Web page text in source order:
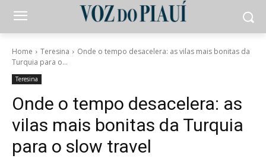
Home Teresina
Onde o tempo desacelera: as vilas mais bonitas da
Turquia para o...
Teresina
Onde o tempo desacelera: as
vilas mais bonitas da Turquia
para o slow travel